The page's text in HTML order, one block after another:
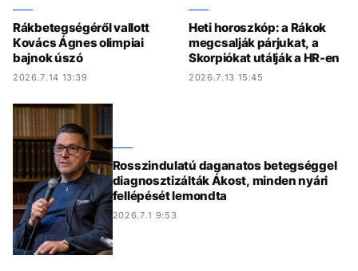
Rákbetegségéről vallott
Kovács Ágnes olimpiai
bajnok úszó
2026.7.14 13:39
Heti horoszkóp: a Rákok
megcsalják párjukat, a
Skorpiókat utálják a HR-en
2026.7.13 15:45
Rosszindulatú daganatos betegséggel
diagnosztizálták Ákost, minden nyári
fellépését lemondta
2026.7.1 9:53